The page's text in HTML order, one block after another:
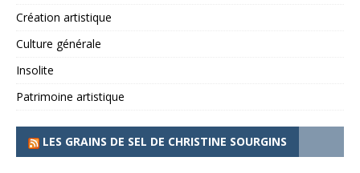
Création artistique
Culture générale
Insolite
Patrimoine artistique
LES GRAINS DE SEL DE CHRISTINE SOURGINS